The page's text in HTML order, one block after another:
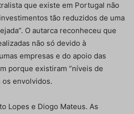
que existe em Portugal não
tão reduzidos de uma
O autarca reconheceu que
não só devido à
empresas e do apoio das
porque existiram “níveis de
os envolvidos.
Lopes e Diogo Mateus. As